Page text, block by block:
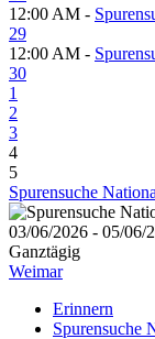
12:00 AM -
29
12:00 AM -
30
1
2
3
4
5
Spurensuche
03/06/2026 - 05/
Ganztägig
Weimar
Erinnern
Spurensuche